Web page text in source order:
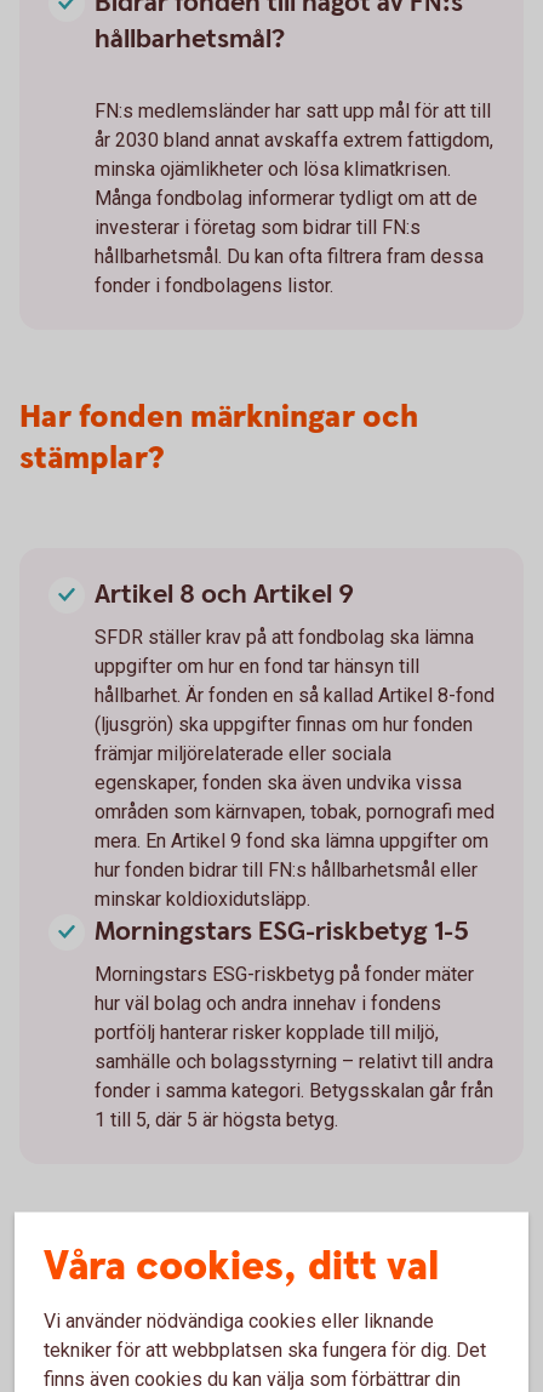
hållbarhetsmål?
FN:s medlemsländer har satt upp mål för att till
år 2030 bland annat avskaffa extrem fattigdom,
minska ojämlikheter och lösa klimatkrisen.
Många fondbolag informerar tydligt om att de
investerar i företag som bidrar till FN:s
hållbarhetsmål. Du kan ofta filtrera fram dessa
fonder i fondbolagens listor.
Har fonden märkningar och
stämplar?
Artikel 8 och Artikel 9
SFDR ställer krav på att fondbolag ska lämna
uppgifter om hur en fond tar hänsyn till
hållbarhet. Är fonden en så kallad Artikel 8-fond
(ljusgrön) ska uppgifter finnas om hur fonden
främjar miljörelaterade eller sociala
egenskaper, fonden ska även undvika vissa
områden som kärnvapen, tobak, pornografi med
mera. En Artikel 9 fond ska lämna uppgifter om
hur fonden bidrar till FN:s hållbarhetsmål eller
minskar koldioxidutsläpp.
Morningstars ESG-riskbetyg 1-5
Morningstars ESG-riskbetyg på fonder mäter
hur väl bolag och andra innehav i fondens
portfölj hanterar risker kopplade till miljö,
samhälle och bolagsstyrning – relativt till andra
fonder i samma kategori. Betygsskalan går från
1 till 5, där 5 är högsta betyg.
Fler sätt att se om fondbolagen
har en hållbarhetsstrategi
Fondbolag vars verksamhet genomsyras av långsiktiga och
hållbara investeringar brukar vara tydliga med det på sina
Våra cookies, ditt val
Vi använder nödvändiga cookies eller liknande
tekniker för att webbplatsen ska fungera för dig. Det
finns även cookies du kan välja som förbättrar din